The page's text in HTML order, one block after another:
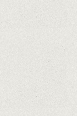
Hoții de